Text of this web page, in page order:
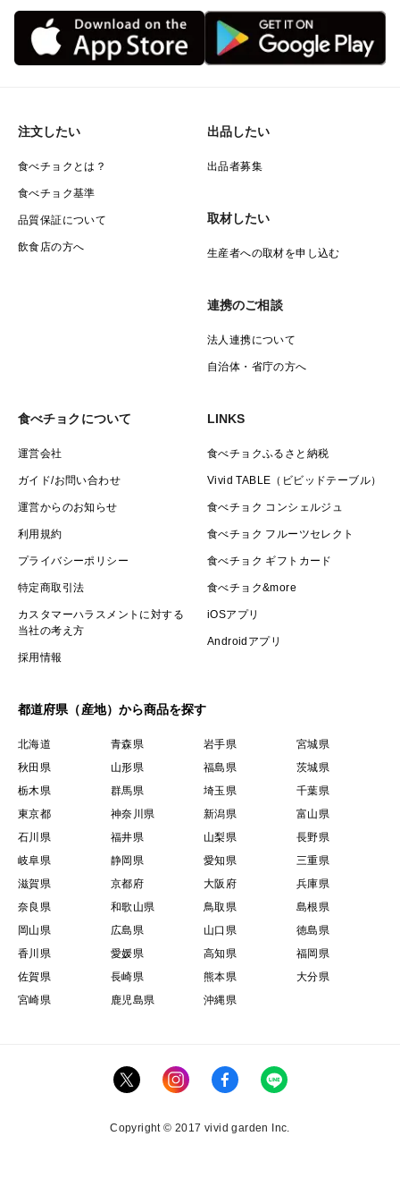
注文したい
食べチョクとは？
食べチョク基準
品質保証について
飲食店の方へ
出品したい
出品者募集
取材したい
生産者への取材を申し込む
連携のご相談
法人連携について
自治体・省庁の方へ
食べチョクについて
運営会社
ガイド/お問い合わせ
運営からのお知らせ
利用規約
プライバシーポリシー
特定商取引法
カスタマーハラスメントに対する
当社の考え方
採用情報
LINKS
食べチョクふるさと納税
Vivid TABLE（ビビッドテーブル）
食べチョク コンシェルジュ
食べチョク フルーツセレクト
食べチョク ギフトカード
食べチョク&more
iOSアプリ
Androidアプリ
都道府県（産地）から商品を探す
北海道 青森県 岩手県
宮城県
秋田県
山形県 福島県
茨城県
栃木県
群馬県 埼玉県
千葉県
東京都
神奈川県 新潟県
富山県
石川県
福井県 山梨県
長野県
岐阜県
静岡県 愛知県
三重県
滋賀県
京都府 大阪府
兵庫県
奈良県
和歌山県 鳥取県
島根県
岡山県
広島県 山口県
徳島県
香川県
愛媛県 高知県
福岡県
佐賀県
長崎県 熊本県
大分県
宮崎県
鹿児島県 沖縄県
Copyright © 2017 vivid garden Inc.